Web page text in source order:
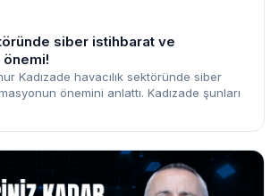
siber istihbarat ve
Kadızade havacılık sektöründe siber
önemini anlattı. Kadızade şunları